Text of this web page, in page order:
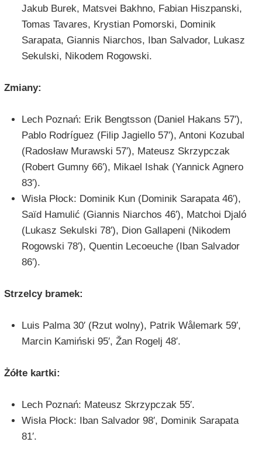
Jakub Burek, Matsvei Bakhno, Fabian Hiszpanski,
Tomas Tavares, Krystian Pomorski, Dominik
Sarapata, Giannis Niarchos, Iban Salvador, Lukasz
Sekulski, Nikodem Rogowski.
Zmiany:
Lech Poznań: Erik Bengtsson (Daniel Hakans 57′),
Pablo Rodríguez (Filip Jagiello 57′), Antoni Kozubal
(Radosław Murawski 57′), Mateusz Skrzypczak
(Robert Gumny 66′), Mikael Ishak (Yannick Agnero
83′).
Wisła Płock: Dominik Kun (Dominik Sarapata 46′),
Saïd Hamulić (Giannis Niarchos 46′), Matchoi Djaló
(Lukasz Sekulski 78′), Dion Gallapeni (Nikodem
Rogowski 78′), Quentin Lecoeuche (Iban Salvador
86′).
Strzelcy bramek:
Luis Palma 30′ (Rzut wolny), Patrik Wålemark 59′,
Marcin Kamiński 95′, Žan Rogelj 48′.
Żółte kartki:
Lech Poznań: Mateusz Skrzypczak 55′.
Wisła Płock: Iban Salvador 98′, Dominik Sarapata
81′.